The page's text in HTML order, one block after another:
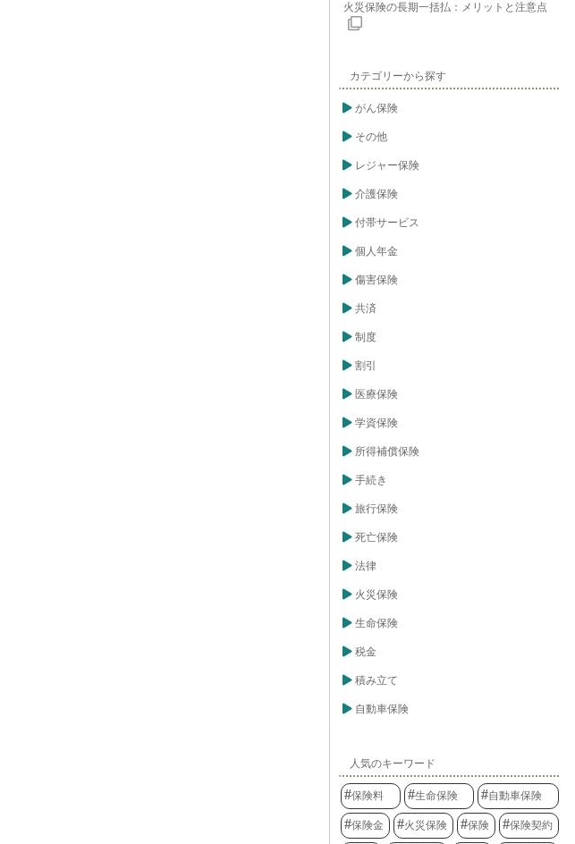
火災保険の長期一括払：メリットと注意点
カテゴリーから探す
がん保険
その他
レジャー保険
介護保険
付帯サービス
個人年金
傷害保険
共済
制度
割引
医療保険
学資保険
所得補償保険
手続き
旅行保険
死亡保険
法律
火災保険
生命保険
税金
積み立て
自動車保険
人気のキーワード
保険料 生命保険 自動車保険
保険金 火災保険 保険 保険契約